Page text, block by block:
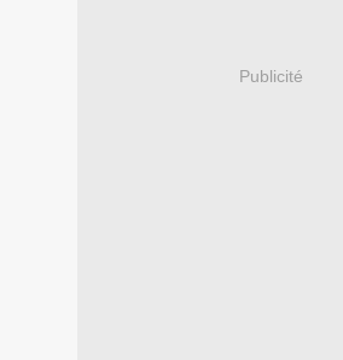
Publicité